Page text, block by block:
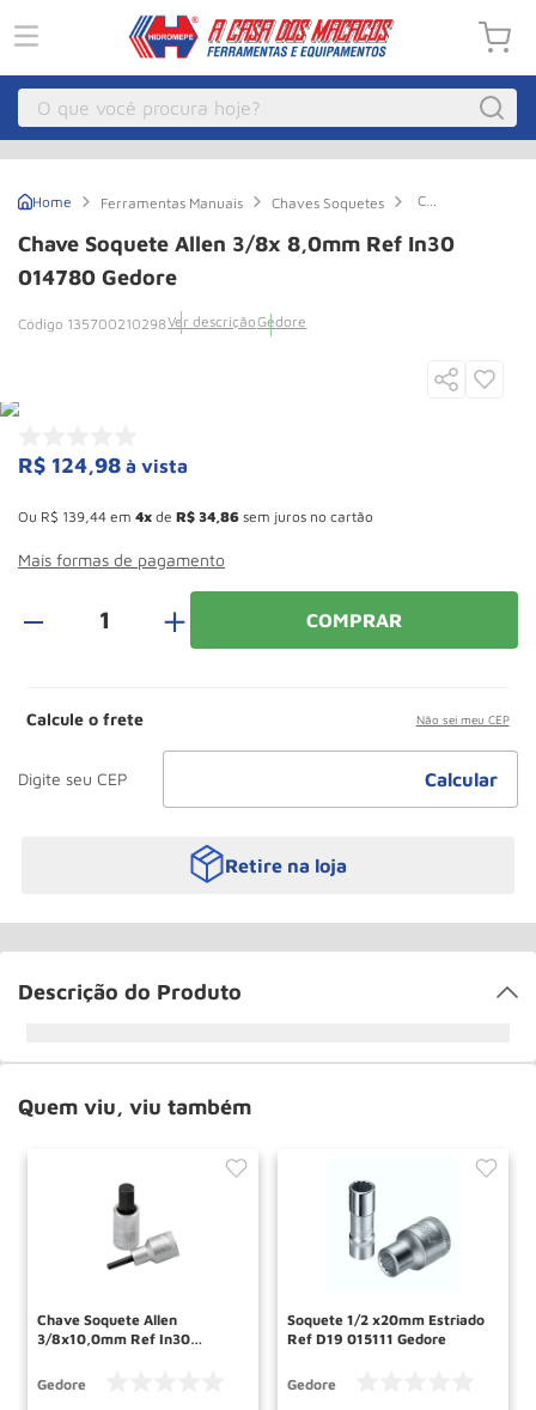
O que você procura hoje?
Ferramentas Manuais Chaves Soquetes
Chave
Allen
3/8x
Chave Soquete Allen 3/8x 8,0mm Ref In30
014780 Gedore
135700210298Ver descriçãoGedore
R$ 124,98 à vista
Ou R$ 139 44 em 4 de R$ 34 86 sem juros no cartão
Mais formas de pagamento
＋ COMPRAR
Calcule o frete Não sei meu CEP
Retire na loja
Descrição do Produto
Quem viu, viu também
Chave Soquete Allen
3/8x10,0mm Ref In30
Gedore
Soquete 1/2 x20mm Estriado
Ref D19 015111 Gedore
Gedore
º Macaco Hidraulico
8 Talha
9º Rodizio
10 º